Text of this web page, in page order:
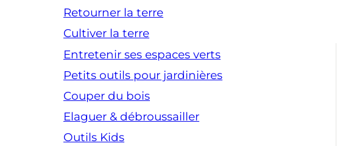
Retourner la terre
Cultiver la terre
Entretenir ses espaces verts
Petits outils pour jardinières
Couper du bois
Elaguer & débroussailler
Outils Kids